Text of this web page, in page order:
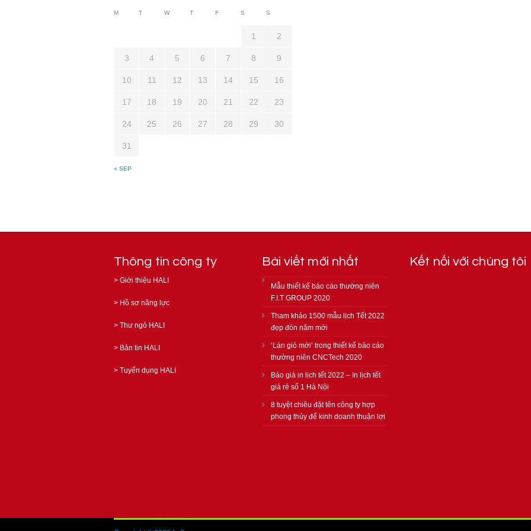
M T W T F S S
« SEP
1 2
3 4 5 6 7 8 9
10 11 12 13 14 15 16
17 18 19 20 21 22 23
24 25 26 27 28 29 30
31
Thông tin công ty
> Giới thiệu HALI
> Hồ sơ năng lực
> Thư ngỏ HALI
> Bản tin HALI
> Tuyển dụng HALI
Bài viết mới nhất
Mẫu thiết kế báo cáo thường niên
F.I.T GROUP 2020
Tham khảo 1500 mẫu lịch Tết 2022
đẹp đón năm mới
‘Làn gió mới’ trong thiết kế báo cáo
thường niên CNCTech 2020
Báo giá in lịch tết 2022 – In lịch tết
giá rẻ số 1 Hà Nội
8 tuyệt chiêu đặt tên công ty hợp
phong thủy để kinh doanh thuận lợi
Kết nối với chúng tôi